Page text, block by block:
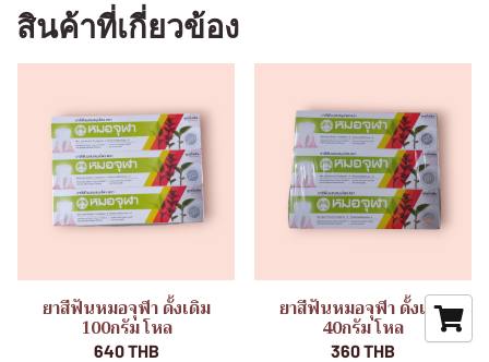
สินค้าที่เกี่ยวข้อง
ยาสีฟันหมอจุฬา ดั้งเดิม
100กรัม โหล
640 THB
ยาสีฟันหมอจุฬา ดั้งเดิม
40กรัม โหล
360 THB